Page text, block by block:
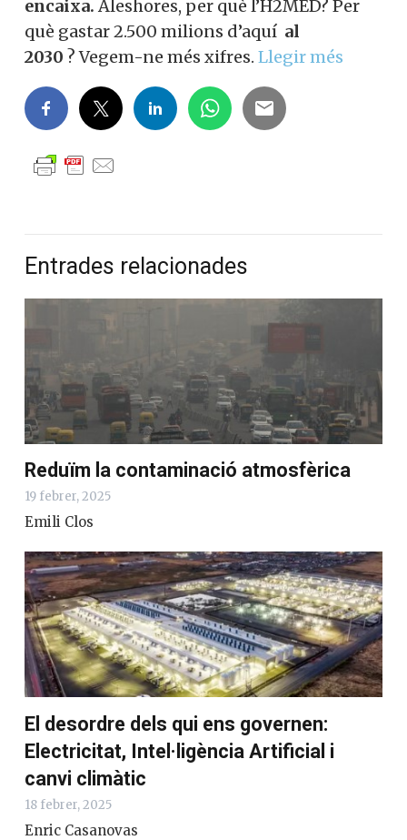
encaixa. Aleshores, per què l’H2MED? Per
què gastar 2.500 milions d’aquí al
2030 ? Vegem-ne més xifres. Llegir més
Entrades relacionades
Reduïm la contaminació atmosfèrica
19 febrer, 2025
Emili Clos
El desordre dels qui ens governen:
Electricitat, Intel·ligència Artificial i
canvi climàtic
18 febrer, 2025
Enric Casanovas